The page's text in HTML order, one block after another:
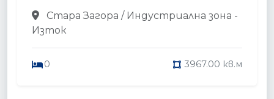
Стара Загора / Индустриална зона -
Изток
0 3967.00 кв.м